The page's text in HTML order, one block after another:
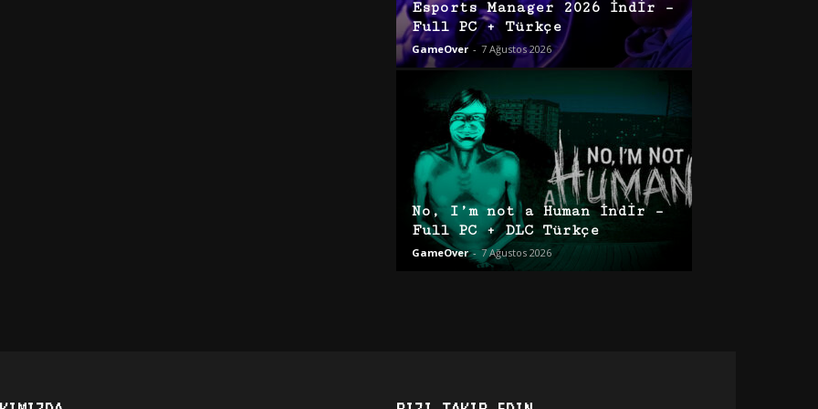
Esports Manager 2026 İndir –
Full PC + Türkçe
GameOver - 7 Ağustos 2026
No, I’m not a Human İndir –
Full PC + DLC Türkçe
GameOver - 7 Ağustos 2026